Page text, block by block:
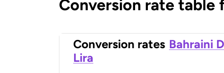
Conversion rate
Conversion rates Bahraini
Lira